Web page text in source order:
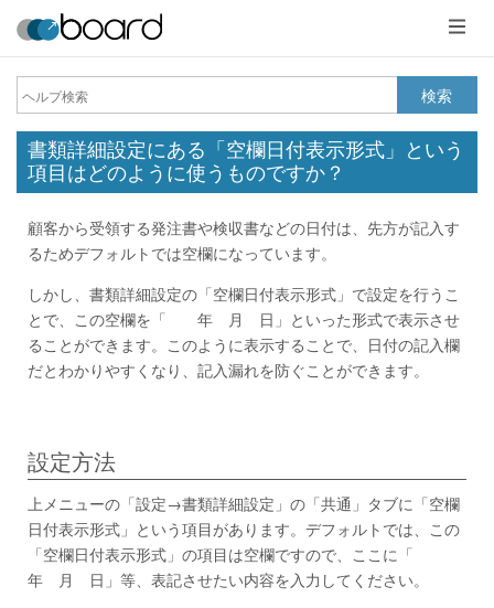
メ
ニ
ュ
ー
検索
書類詳細設定にある「空欄日付表示形式」という
項目はどのように使うものですか？
顧客から受領する発注書や検収書などの日付は、先方が記入す
るためデフォルトでは空欄になっています。
しかし、書類詳細設定の「空欄日付表示形式」で設定を行うこ
とで、この空欄を「 年 月 日」といった形式で表示させ
ることができます。このように表示することで、日付の記入欄
だとわかりやすくなり、記入漏れを防ぐことができます。
設定方法
上メニューの「設定→書類詳細設定」の「共通」タブに「空欄
日付表示形式」という項目があります。デフォルトでは、この
「空欄日付表示形式」の項目は空欄ですので、ここに「
年 月 日」等、表記させたい内容を入力してください。